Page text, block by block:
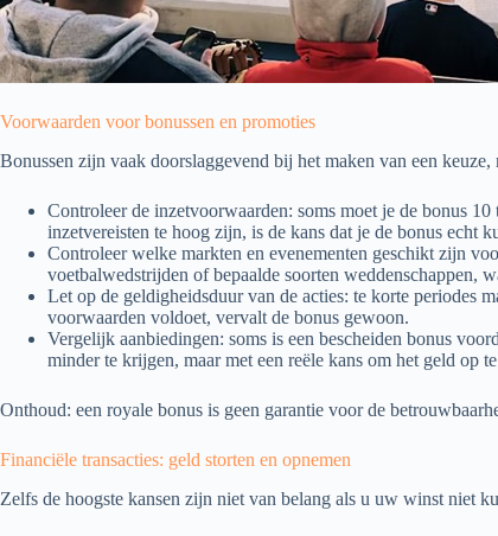
Voorwaarden voor bonussen en promoties
Bonussen zijn vaak doorslaggevend bij het maken van een
Controleer de inzetvoorwaarden: soms moet je de bonus
inzetvereisten te hoog zijn, is de kans dat je de bonus echt
Controleer welke markten en evenementen geschikt zijn
voetbalwedstrijden of bepaalde soorten weddenschappen,
Let op de geldigheidsduur van de acties: te korte periodes
voorwaarden voldoet, vervalt de bonus gewoon.
Vergelijk aanbiedingen: soms is een bescheiden bonus
minder te krijgen, maar met een reële kans om het geld op
Onthoud: een royale bonus is geen garantie voor de
Financiële transacties: geld storten en opnemen
Zelfs de hoogste kansen zijn niet van belang als u uw winst niet